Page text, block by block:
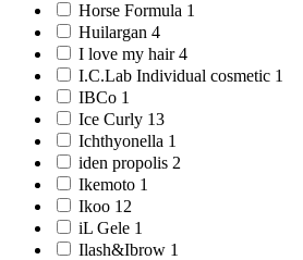
Horse Formula 1
Huilargan 4
I love my hair 4
I.C.Lab Individual cosmetic 1
IBCо 1
Ice Curly 13
Ichthyonella 1
iden propolis 2
Ikemoto 1
Ikoo 12
iL Gele 1
Ilash&Ibrow 1